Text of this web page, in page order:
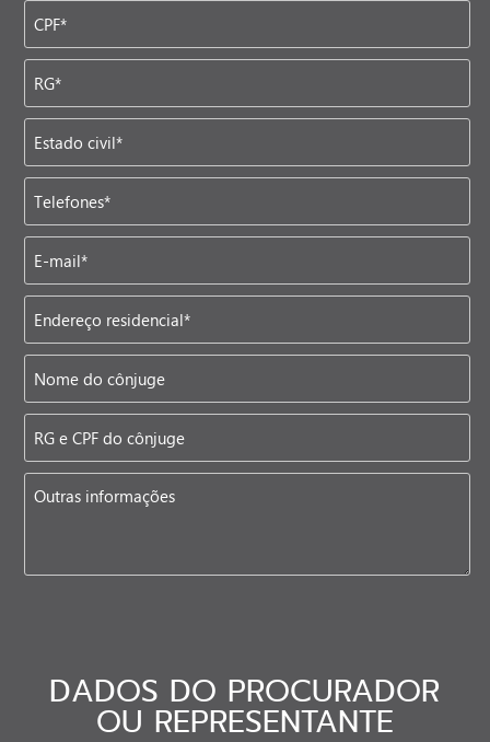
DADOS DO PROCURADOR
OU REPRESENTANTE